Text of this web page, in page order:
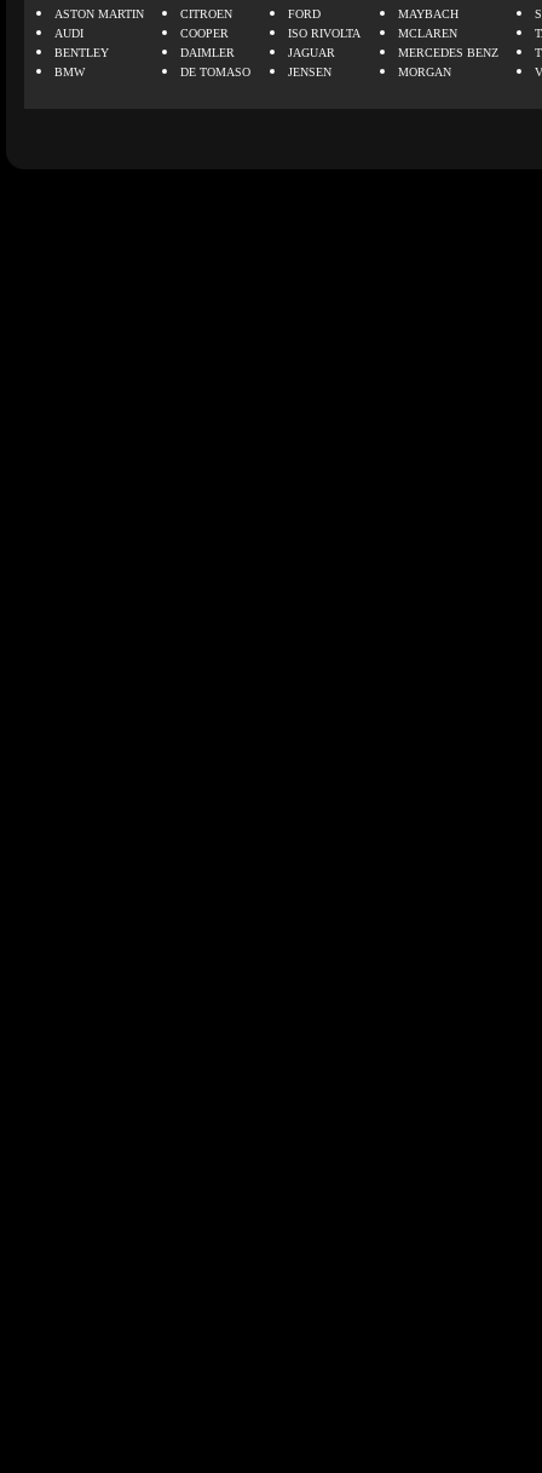
ASTON MARTIN
AUDI
BENTLEY
BMW
CITROEN
COOPER
DAIMLER
DE TOMASO
FORD
ISO RIVOLTA
JAGUAR
JENSEN
MAYBACH
MCLAREN
MERCEDES BENZ
MORGAN